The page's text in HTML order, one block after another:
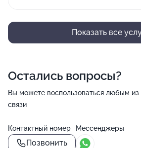
Показать все
Остались вопросы?
Вы можете воспользоваться любым из
связи
Контактный номер
Позвонить
Мессенджеры